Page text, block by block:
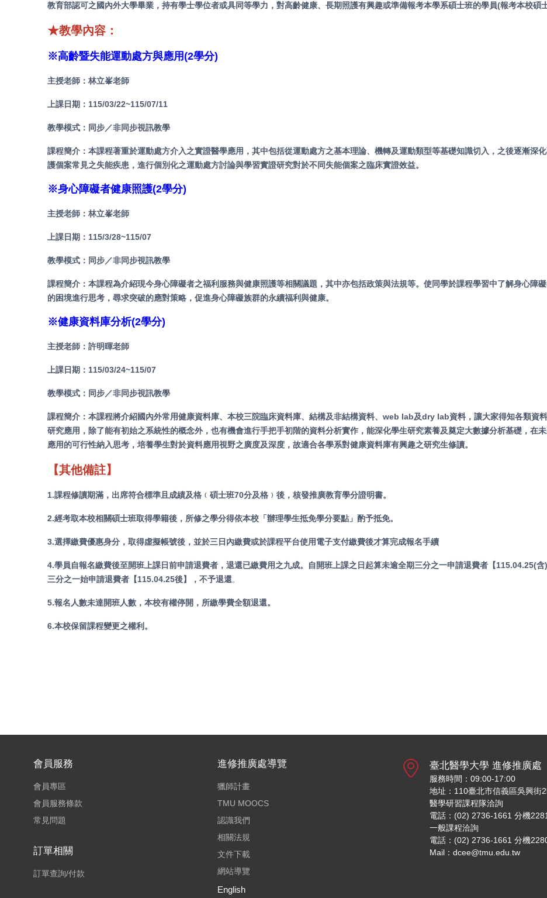
教育部認可之國內外大學畢業，持有學士學位者或具同等學力，對高齡健康、長期照護有興趣或準備報考本學系碩士班的學員(報考本校碩
★教學內容：
※高齡暨失能運動處方與應用(2學分)
主授老師：林立峯老師
上課日期：115/03/22~115/07/11
教學模式：同步／非同步視訊教學
課程簡介：本課程著重於運動處方介入之實證醫學應用，其中包括從運動處方之基本理論、機轉及運動類型等基礎知識切入，之後逐漸深
護個案常見之失能疾患，進行個別化之運動處方討論與學習實證研究對於不同失能個案之臨床實證效益。
※身心障礙者健康照護(2學分)
主授老師：林立峯老師
上課日期：115/3/28~115/07
教學模式：同步／非同步視訊教學
課程簡介： 本課程為介紹現今身心障礙者之福利服務與健康照護等相關議題，其中亦包括政策與法規等。使同學於課程學習中了解身心障
的困境進行思考，尋求突破的應對策略，促進身心障礙族群的永續福利與健康。
※健康資料庫分析(2學分)
主授老師：許明暉老師
上課日期：115/03/24~115/07
教學模式：同步／非同步視訊教學
課程簡介： 本課程將介紹國內外常用健康資料庫、本校三院臨床資料庫、結構及非結構資料、web lab及dry lab資料，讓大家得知各類資
研究應用，除了能有初始之系統性的概念外，也有機會進行手把手初階的資料分析實作，能深化學生研究素養及奠定大數據分析基礎，在
應用的可行性納入思考，培養學生對於資料應用視野之廣度及深度，故適合各學系對健康資料庫有興趣之研究生修讀。
【其他備註】
1.課程修讀期滿，出席符合標準且成績及格﹙碩士班70分及格﹚後，核發推廣教育學分證明書。
2.經考取本校相關碩士班取得學籍後，所修之學分得依本校「辦理學生抵免學分要點」酌予抵免。
3.選擇繳費優惠身分，取得虛擬帳號後，並於三日內繳費或於課程平台使用電子支付繳費後才算完成報名手續
4.學員自報名繳費後至開班上課日前申請退費者，退還已繳費用之九成。自開班上課之日起算未逾全期三分之一申請退費者【115.04.25(
三分之一始申請退費者【115.04.25後】，不予退還。
5.報名人數未達開班人數，本校有權停開，所繳學費全額退還。
6.本校保留課程變更之權利。
會員服務
會員專區
會員服務條款
常見問題
訂單相關
訂單查詢/付款
進修推廣處導覽
獵師計畫
TMU MOOCS
認識我們
相關法規
文件下載
網站導覽
English
臺北醫學大學 進修推廣處
服務時間：09:00-17:00
地址：110臺北市信義區吳興街
醫學研習課程隊洽詢
電話：(02) 2736-1661 分機
一般課程洽詢
電話：(02) 2736-1661 分機
Mail：dcee@tmu.edu.tw